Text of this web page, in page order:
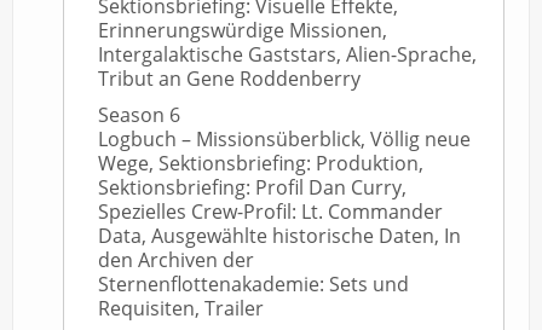
Sektionsbriefing: Visuelle Effekte,
Erinnerungswürdige Missionen,
Intergalaktische Gaststars, Alien-Sprache,
Tribut an Gene Roddenberry
Season 6
Logbuch – Missionsüberblick, Völlig neue
Wege, Sektionsbriefing: Produktion,
Sektionsbriefing: Profil Dan Curry,
Spezielles Crew-Profil: Lt. Commander
Data, Ausgewählte historische Daten, In
den Archiven der
Sternenflottenakademie: Sets und
Requisiten, Trailer